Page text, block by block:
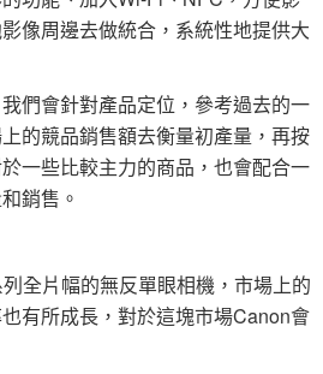
像周邊去做統合，系統性地提供大
們會針對產品定位，參考過去的一
的競品銷售額去衡量初產量，再按
一些比較主力的商品，也會配合一
銷售。
全片幅的無反單眼相機，市場上的
有所成長，對於這塊市場Canon會